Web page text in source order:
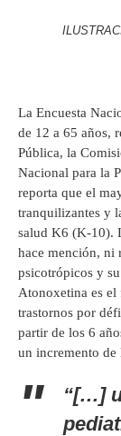
La Encuesta
de 12 a 65 años,
Pública, la
Nacional para la
reporta que el
tranquilizantes y
salud K6 (K-10).
hace mención, ni
psicotrópicos y
Atonoxetina es el
trastornos por
partir de los 6
un incremento de
“[…]